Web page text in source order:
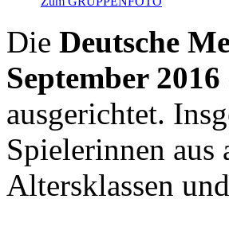
Die Deutsche
September 2016
ausgerichtet.
Spielerinnen aus
Altersklassen